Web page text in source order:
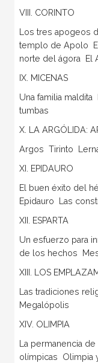
VIII. CORINTO
Los tres apogeos
templo de Apolo 
norte del ágora 
IX. MICENAS
Una familia maldita
tumbas
X. LA ARGÓLIDA:
Argos  Tirinto 
XI. EPIDAURO
El buen éxito del
Epidauro  Las
XII. ESPARTA
Un esfuerzo para
de los hechos 
XIII. LOS
Las tradiciones
Megalópolis
XIV. OLIMPIA
La permanencia
olímpicas  Olimpia